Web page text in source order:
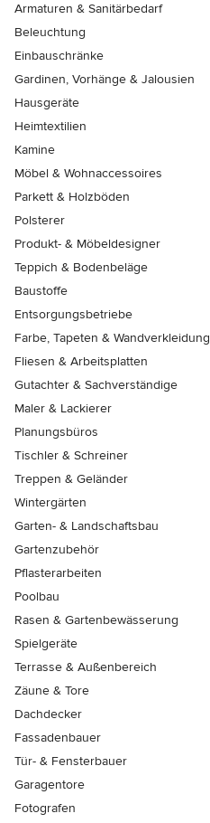
Armaturen & Sanitärbedarf
Beleuchtung
Einbauschränke
Gardinen, Vorhänge & Jalousien
Hausgeräte
Heimtextilien
Kamine
Möbel & Wohnaccessoires
Parkett & Holzböden
Polsterer
Produkt- & Möbeldesigner
Teppich & Bodenbeläge
Baustoffe
Entsorgungsbetriebe
Farbe, Tapeten & Wandverkleidung
Fliesen & Arbeitsplatten
Gutachter & Sachverständige
Maler & Lackierer
Planungsbüros
Tischler & Schreiner
Treppen & Geländer
Wintergärten
Garten- & Landschaftsbau
Gartenzubehör
Pflasterarbeiten
Poolbau
Rasen & Gartenbewässerung
Spielgeräte
Terrasse & Außenbereich
Zäune & Tore
Dachdecker
Fassadenbauer
Tür- & Fensterbauer
Garagentore
Fotografen